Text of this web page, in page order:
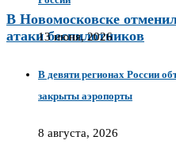
В Новомосковске
атаки беспилотников
13 июня, 2026
В девяти регионах России
закрыты аэропорты
8 августа, 2026